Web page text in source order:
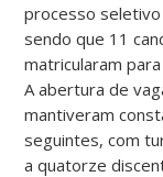
processo
sendo que 11
matricularam
A abertura de
mantiveram
seguintes, com
a quatorze